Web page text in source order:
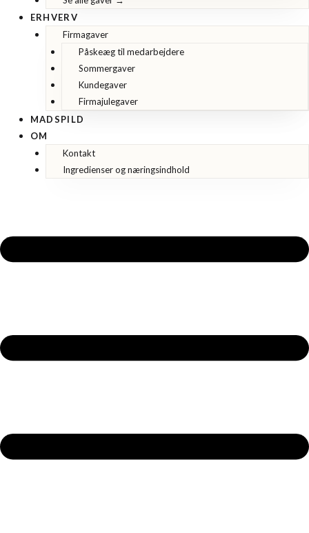
ERHVERV
Firmagaver
Påskeæg til medarbejdere
Sommergaver
Kundegaver
Firmajulegaver
MADSPILD
OM
Kontakt
Ingredienser og næringsindhold